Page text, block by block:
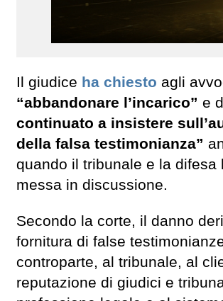
Il giudice ha chiesto agli
“abbandonare l’incarico” e
continuato a insistere
della falsa testimonianza”
quando il tribunale e la difesa
messa in discussione.
Secondo la corte, il danno
fornitura di false
controparte, al tribunale, al
reputazione di giudici e